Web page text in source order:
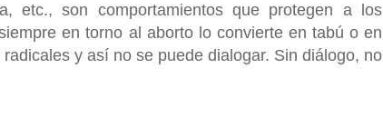
etc., son comportamientos que protegen a los
en torno al aborto lo convierte en tabú o en
y así no se puede dialogar. Sin diálogo, no